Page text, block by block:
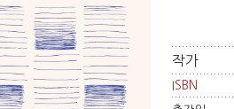
작가
ISBN